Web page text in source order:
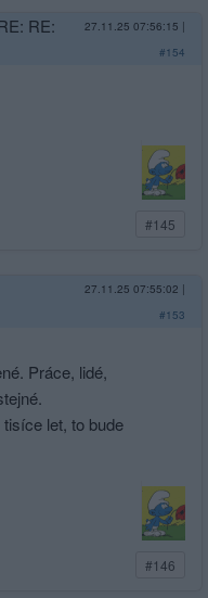
RE:
27.11.25 07:56:15 |
#154
#145
27.11.25 07:55:02 |
#153
Práce, lidé,
let, to bude
#146